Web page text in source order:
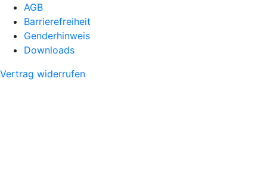
AGB
Barrierefreiheit
Genderhinweis
Downloads
Vertrag widerrufen